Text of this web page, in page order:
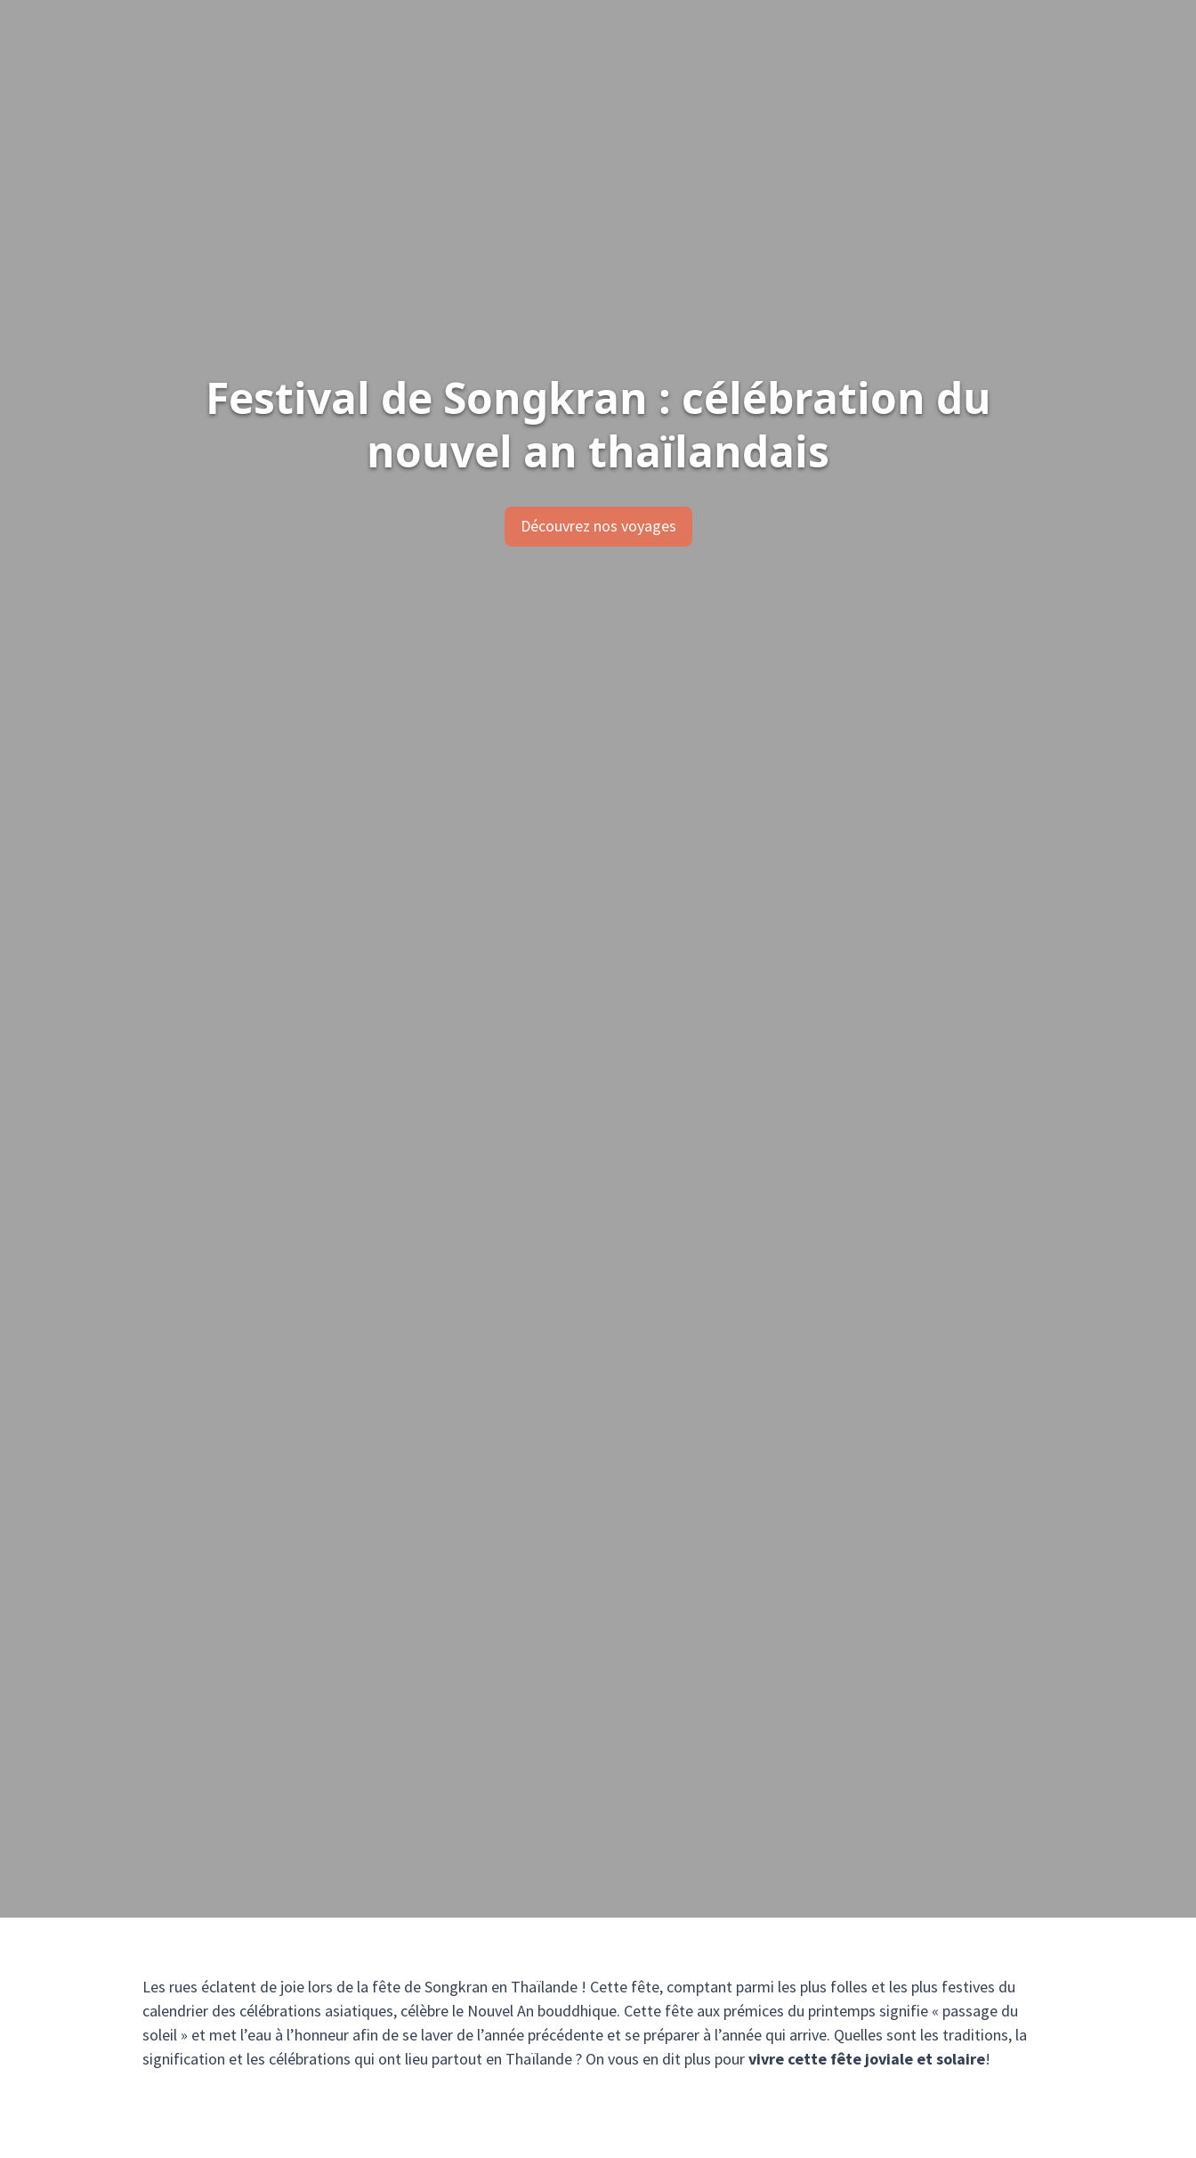
Festival de Songkran : célébration du
nouvel an thaïlandais
Découvrez nos voyages
Les rues éclatent de joie lors de la fête de Songkran en Thaïlande ! Cette fête, comptant parmi les plus folles et les plus festives du
calendrier des célébrations asiatiques, célèbre le Nouvel An bouddhique. Cette fête aux prémices du printemps signifie « passage du
soleil » et met l’eau à l’honneur afin de se laver de l’année précédente et se préparer à l’année qui arrive. Quelles sont les traditions, la
signification et les célébrations qui ont lieu partout en Thaïlande ? On vous en dit plus pourvivre cette fête joviale et solaire!